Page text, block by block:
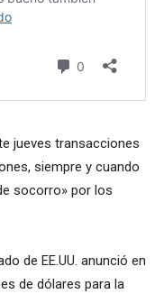
jueves transacciones
siempre y cuando
socorro» por los
de EE.UU. anunció en
de dólares para la